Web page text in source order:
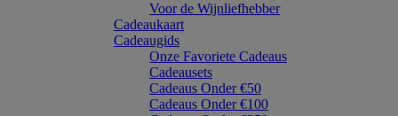
Voor de Wijnliefhebber
Cadeaukaart
Cadeaugids
Onze Favoriete Cadeaus
Cadeausets
Cadeaus Onder €50
Cadeaus Onder €100